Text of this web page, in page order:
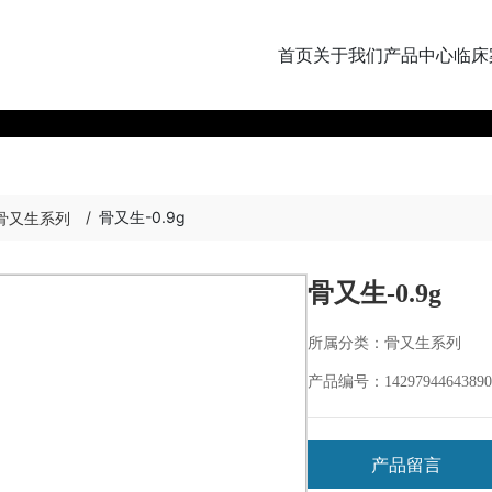
首页关于我们产品中心临
又生系列 骨又生-0.9g
骨又生-0.9g
所属分类： 骨又生系列
产品编号：
产品留言